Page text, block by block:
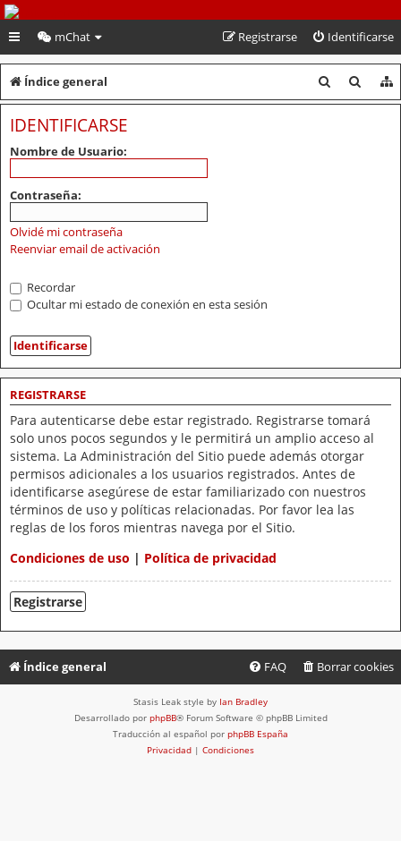
PeruVoley.com
mChat Identificarse
Registrarse
Índice general
u
u
IDENTIFICARSE
Nombre de Usuario:
Contraseña:
Olvidé mi contraseña
Reenviar email de activación
Recordar
Ocultar mi estado de conexión en esta sesión
REGISTRARSE
Para autenticarse debe estar registrado. Registrarse tomará
solo unos pocos segundos y le permitirá un amplio acceso al
sistema. La Administración del Sitio puede además otorgar
permisos adicionales a los usuarios registrados. Antes de
identificarse asegúrese de estar familiarizado con nuestros
términos de uso y políticas relacionadas. Por favor lea las
reglas de los foros mientras navega por el Sitio.
Condiciones de uso | Política de privacidad
Registrarse
Índice general Borrar cookies
FAQ
Stasis Leak style by Ian Bradley
Desarrollado por phpBB® Forum Software © phpBB Limited
Traducción al español por phpBB España
Privacidad | Condiciones